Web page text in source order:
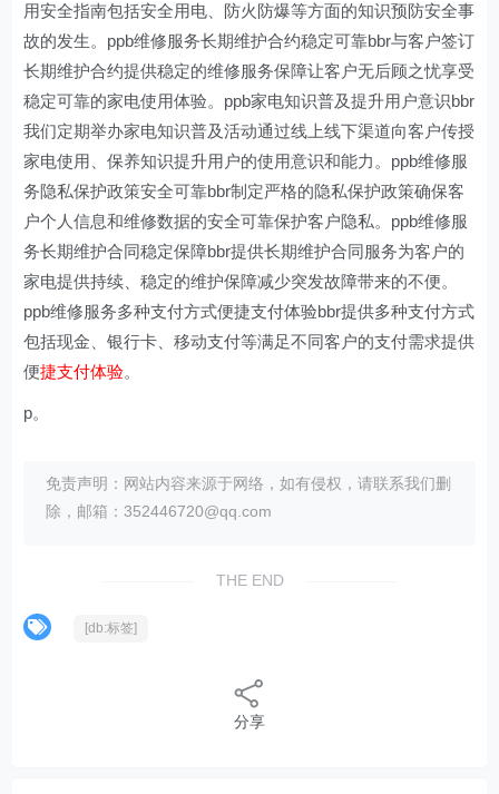
用安全指南包括安全用电、防火防爆等方面的知识预防安全事
故的发生。ppb维修服务长期维护合约稳定可靠bbr与客户签订
长期维护合约提供稳定的维修服务保障让客户无后顾之忧享受
稳定可靠的家电使用体验。ppb家电知识普及提升用户意识bbr
我们定期举办家电知识普及活动通过线上线下渠道向客户传授
家电使用、保养知识提升用户的使用意识和能力。ppb维修服
务隐私保护政策安全可靠bbr制定严格的隐私保护政策确保客
户个人信息和维修数据的安全可靠保护客户隐私。ppb维修服
务长期维护合同稳定保障bbr提供长期维护合同服务为客户的
家电提供持续、稳定的维护保障减少突发故障带来的不便。
ppb维修服务多种支付方式便捷支付体验bbr提供多种支付方式
包括现金、银行卡、移动支付等满足不同客户的支付需求提供
便捷支付体验。
p。
免责声明：网站内容来源于网络，如有侵权，请联系我们删
除，邮箱：352446720@qq.com
THE END
[db:标签]
分享